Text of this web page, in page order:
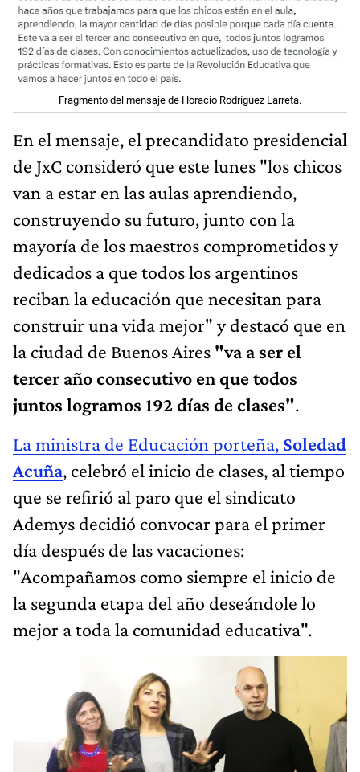
Fragmento del mensaje de Horacio Rodríguez Larreta.
En el mensaje, el precandidato presidencial
de JxC consideró que este lunes "los chicos
van a estar en las aulas aprendiendo,
construyendo su futuro, junto con la
mayoría de los maestros comprometidos y
dedicados a que todos los argentinos
reciban la educación que necesitan para
construir una vida mejor" y destacó que en
la ciudad de Buenos Aires "va a ser el
tercer año consecutivo en que todos
juntos logramos 192 días de clases".
La ministra de Educación porteña, Soledad
Acuña, celebró el inicio de clases, al tiempo
que se refirió al paro que el sindicato
Ademys decidió convocar para el primer
día después de las vacaciones:
"Acompañamos como siempre el inicio de
la segunda etapa del año deseándole lo
mejor a toda la comunidad educativa".